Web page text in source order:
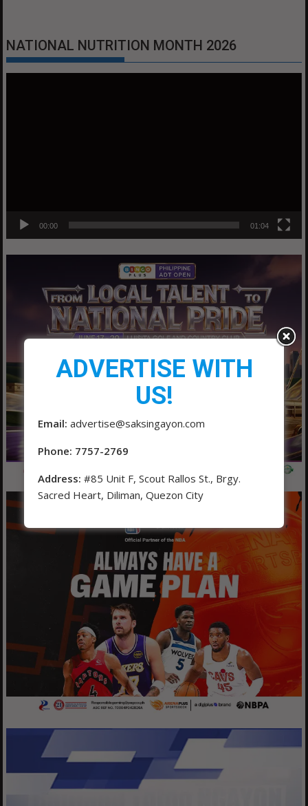
NATIONAL NUTRITION MONTH 2026
00:00 01:04
ADVERTISE WITH
US!
Email: advertise@saksingayon.com
Phone: 7757-2769
Address: #85 Unit F, Scout Rallos St., Brgy.
Sacred Heart, Diliman, Quezon City